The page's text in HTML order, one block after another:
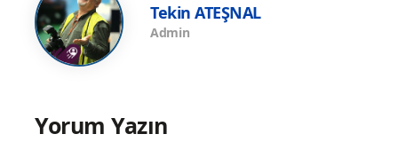
Tekin ATEŞNAL
Admin
Yorum Yazın